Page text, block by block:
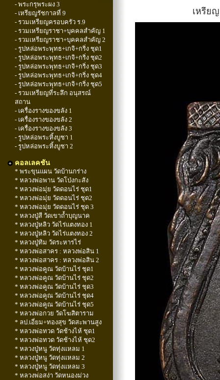
- พระกรุพระผง 3
- เหรียญรัชกาลที่ 9
- รวมเหรียญครอบครัว ร.9
- รวมเหรียญราชา+บุคคลสำคัญ 1
- รวมเหรียญราชา+บุคคลสำคัญ 2
- รูปหล่อพระพุทธ+เกจิ+กริ่ง ชุด1
- รูปหล่อพระพุทธ+เกจิ+กริ่ง ชุด2
- รูปหล่อพระพุทธ+เกจิ+กริ่ง ชุด3
- รูปหล่อพระพุทธ+เกจิ+กริ่ง ชุด4
- รูปหล่อพระพุทธ+เกจิ+กริ่ง ชุด5
- รวมเหรียญที่ระลึก อนุสรณ์
สถาน
- เครื่องรางของขลัง 1
- เครื่องรางของขลัง 2
- เครื่องรางของขลัง 3
- รูปหล่อพระหิ้งบูชา 1
- รูปหล่อพระหิ้งบูชา 2
คอลเลคชัน
* พระขุนแผน วัดบ้านกร่าง
* หลวงพ่อพาน วัดโป่งกะสัง
* หลวงพ่อมุ่ย วัดดอนไร่ ชุด1
* หลวงพ่อมุ่ย วัดดอนไร่ ชุด2
* หลวงพ่อมุ่ย วัดดอนไร่ ชุด 3
* หลวงปู่สี วัดเขาถ้ำบุญนาค
* หลวงปู่หลิว วัดไร่แตงทอง 1
* หลวงปู่หลิว วัดไร่แตงทอง 2
* หลวงปู่ทิม วัดระหารไร่
* หลวงพ่อสาคร : หลวงพ่อสิน 1
* หลวงพ่อสาคร : หลวงพ่อสิน 2
* หลวงพ่อคูณ วัดบ้านไร่ ชุด1
* หลวงพ่อคูณ วัดบ้านไร่ ชุด2
* หลวงพ่อคูณ วัดบ้านไร่ ชุด3
* หลวงพ่อคูณ วัดบ้านไร่ ชุด4
* หลวงพ่อคูณ วัดบ้านไร่ ชุด5
* หลวงพ่อกวย วัดโฆสิตาราม
* ลป.เอี่ยม+ทองสุข วัดสะพานสูง
* หลวงพ่อทวด วัดช้างไห้ ชุด1
* หลวงพ่อทวด วัดช้างไห้ ชุด2
* หลวงปู่หนู วัดทุ่งแหลม 1
* หลวงปู่หนู วัดทุ่งแหลม 2
* หลวงปู่หนู วัดทุ่งแหลม 3
* หลวงพ่อสง่า วัดหนองม่วง
เหรีย